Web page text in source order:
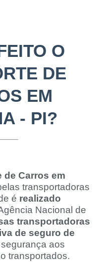
O
DE
EM
- PI?
de Carros em
transportadoras
é realizado
Nacional de
transportadoras
de seguro de
aos
transportados.